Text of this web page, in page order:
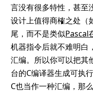
言没有很多特性，甚至
设计上值得商榷之处（
尾，而不是类似Pascal
机器指令后就不难明白
汇编。所以你可以把其
台的C编译器生成可执
C也当作一种汇编，那